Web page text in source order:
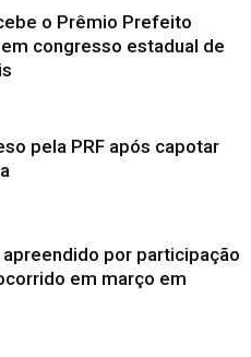
o Prêmio Prefeito
congresso estadual de
pela PRF após capotar
por participação
em março em